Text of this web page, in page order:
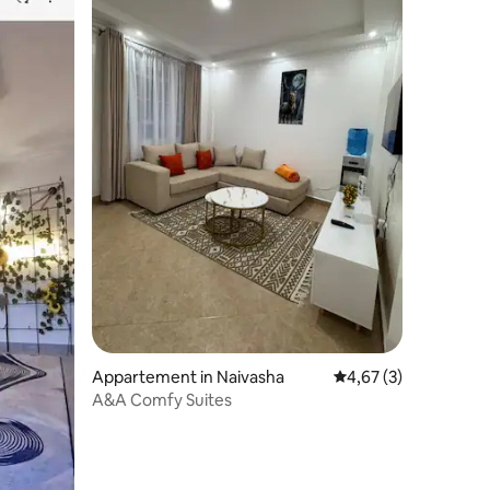
Appartement in Naivasha Gemiddelde
4,67 (3)
A&A Comfy Suites